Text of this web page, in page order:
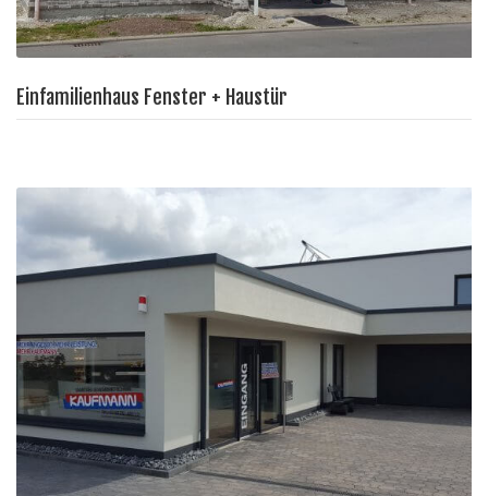
Einfamilienhaus Fenster + Haustür